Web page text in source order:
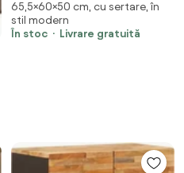
Imprimantă cu Rafturi Deschise
și Compartiment din Lemn,
60x50x65,5 cm, Nuanță Lemn |
65,5×60×50 cm, cu sertare, în
stil modern
În stoc
Livrare gratuită